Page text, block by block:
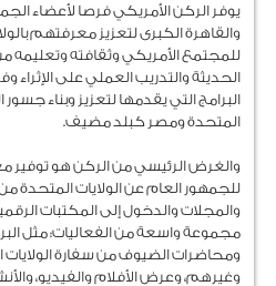
يوفر الركن الأمريكي فرصا لأعضاء
والقاهرة الكبرى لتعزيز معرفتهم
للمجتمع الأمريكي وثقافته وتعليمه
الحديثة والتدريب العملي على
البرامج التي يقدمها لتعزيز وبناء جسور
المتحدة ومصر كبلد مضيف.
والغرض الرئيسي من الركن هو توفير
للجمهور العام عن الولايات المتحدة
والمجلات والدخول إلى المكتبات
مجموعة واسعة من الفعاليات: مثل
ومحاضرات الضيوف من سفارة الولايات
وغيرهم، وعرض الأفلام والفيديو،